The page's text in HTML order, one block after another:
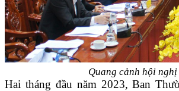
Quang cảnh hội nghị
Hai tháng đầu năm 2023, Ban